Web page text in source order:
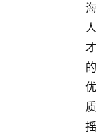
海
人
才
的
优
质
摇